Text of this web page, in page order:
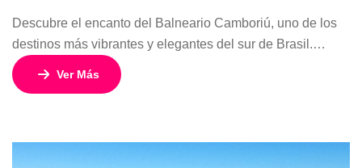
Descubre el encanto del Balneario Camboriú, uno de los
destinos más vibrantes y elegantes del sur de Brasil.
Conocido como la “Río de Janeiro del sur”, este balneario
combina playas de aguas cálidas, vida nocturna animada,
Ver Más